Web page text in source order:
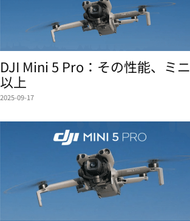
DJI Mini 5 Pro：その性能、ミニ
以上
2025-09-17